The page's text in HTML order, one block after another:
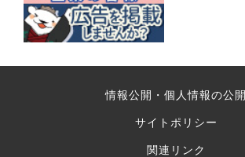
情報公開・個人情報の公開
サイトポリシー
関連リンク